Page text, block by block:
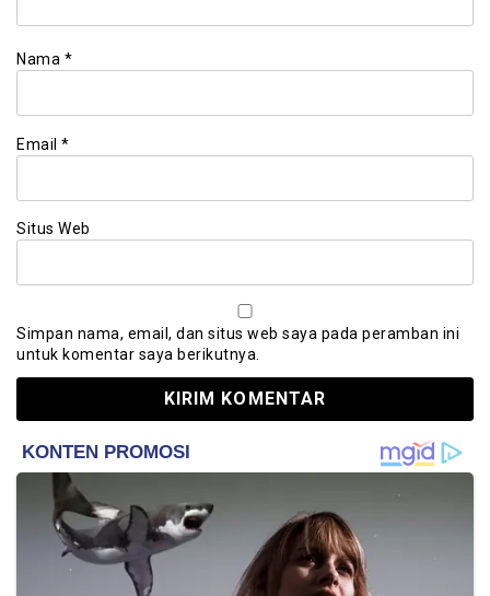
Nama *
Email *
Situs Web
Simpan nama, email, dan situs web saya pada peramban ini
untuk komentar saya berikutnya.